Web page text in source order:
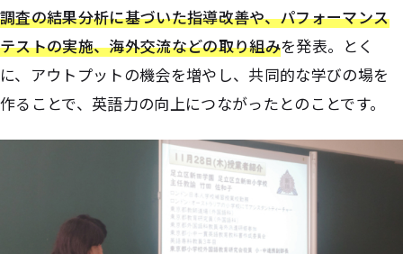
調査の結果分析に基づいた指導改善や、パフォーマンス
テストの実施、海外交流などの取り組みを発表。とく
に、アウトプットの機会を増やし、共同的な学びの場を
作ることで、英語力の向上につながったとのことです。